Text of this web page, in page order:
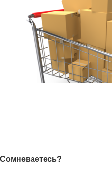
Сомневаетесь?